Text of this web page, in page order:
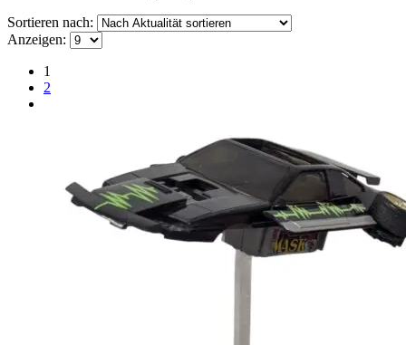
Sortieren nach:
Anzeigen:
1
2